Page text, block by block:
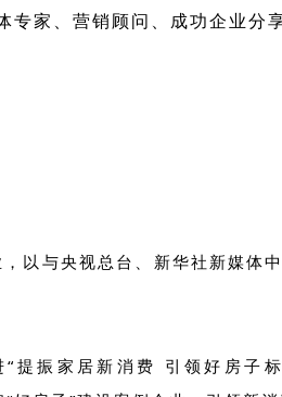
家、营销顾问、成功企业分
以与央视总台、新华社新媒体
振家居新消费 引领好房子